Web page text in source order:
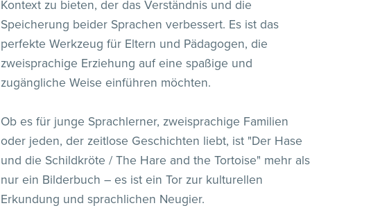
Kontext zu bieten, der das Verständnis und die
Speicherung beider Sprachen verbessert. Es ist das
perfekte Werkzeug für Eltern und Pädagogen, die
zweisprachige Erziehung auf eine spaßige und
zugängliche Weise einführen möchten.
Ob es für junge Sprachlerner, zweisprachige Familien
oder jeden, der zeitlose Geschichten liebt, ist "Der Hase
und die Schildkröte / The Hare and the Tortoise" mehr als
nur ein Bilderbuch – es ist ein Tor zur kulturellen
Erkundung und sprachlichen Neugier.